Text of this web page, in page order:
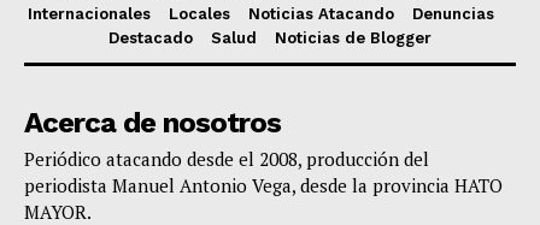
Internacionales
Locales Noticias Atacando
Denuncias
Destacado
Salud Noticias de Blogger
Acerca de nosotros
Periódico atacando desde el 2008, producción del
periodista Manuel Antonio Vega, desde la provincia HATO
MAYOR.